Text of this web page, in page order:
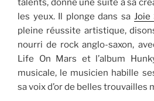
talents, donne une suite à sa
les yeux. Il plonge dans sa Joie
pleine réussite artistique,
nourri de rock anglo-saxon,
Life On Mars et l’album
musicale, le musicien habille
sa voix d’or de belles trouvailles